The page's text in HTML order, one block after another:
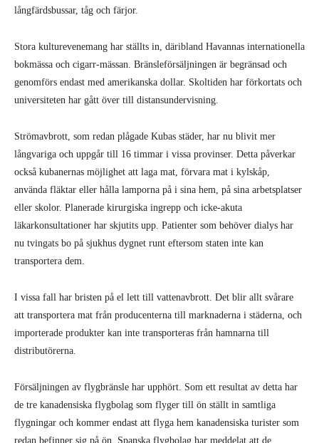
långfärdsbussar, tåg och färjor.
Stora kulturevenemang har ställts in, däribland Havannas internationella
bokmässa och cigarr-mässan. Bränsleförsäljningen är begränsad och
genomförs endast med amerikanska dollar. Skoltiden har förkortats och
universiteten har gått över till distansundervisning.
Strömavbrott, som redan plågade Kubas städer, har nu blivit mer
långvariga och uppgår till 16 timmar i vissa provinser. Detta påverkar
också kubanernas möjlighet att laga mat, förvara mat i kylskåp,
använda fläktar eller hålla lamporna på i sina hem, på sina arbetsplatser
eller skolor. Planerade kirurgiska ingrepp och icke-akuta
läkarkonsultationer har skjutits upp. Patienter som behöver dialys har
nu tvingats bo på sjukhus dygnet runt eftersom staten inte kan
transportera dem.
I vissa fall har bristen på el lett till vattenavbrott. Det blir allt svårare
att transportera mat från producenterna till marknaderna i städerna, och
importerade produkter kan inte transporteras från hamnarna till
distributörerna.
Försäljningen av flygbränsle har upphört. Som ett resultat av detta har
de tre kanadensiska flygbolag som flyger till ön ställt in samtliga
flygningar och kommer endast att flyga hem kanadensiska turister som
redan befinner sig på ön. Spanska flygbolag har meddelat att de